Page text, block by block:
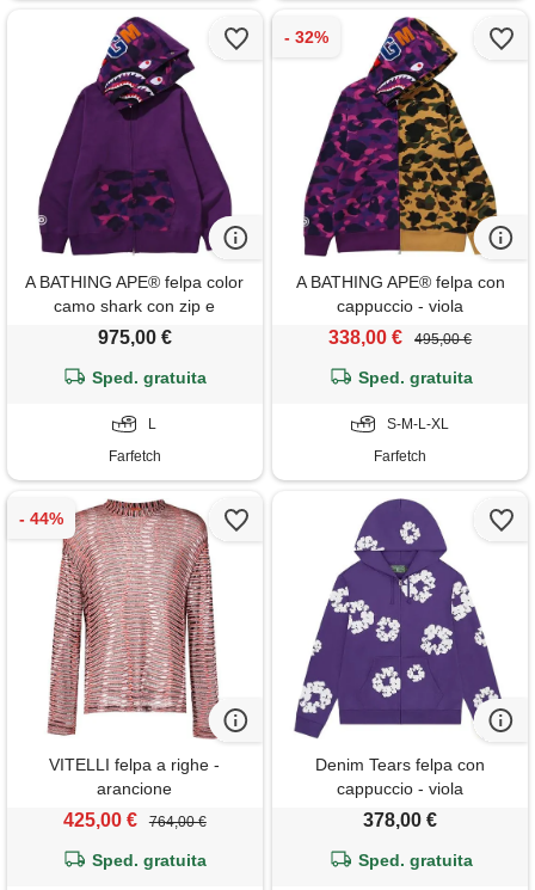
A BATHING APE® felpa color
camo shark con zip e
cappuccio - viola
975,00 €
Sped. gratuita
L
Farfetch
A BATHING APE® felpa con
cappuccio - viola
338,00 € 495,00 €
Sped. gratuita
S-M-L-XL
Farfetch
VITELLI felpa a righe -
arancione
425,00 € 764,00 €
Sped. gratuita
Denim Tears felpa con
cappuccio - viola
378,00 €
Sped. gratuita